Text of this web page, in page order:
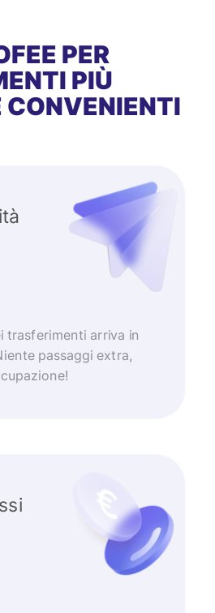
PER
PIÙ
CONVENIENTI
trasferimenti arriva in
passaggi extra,